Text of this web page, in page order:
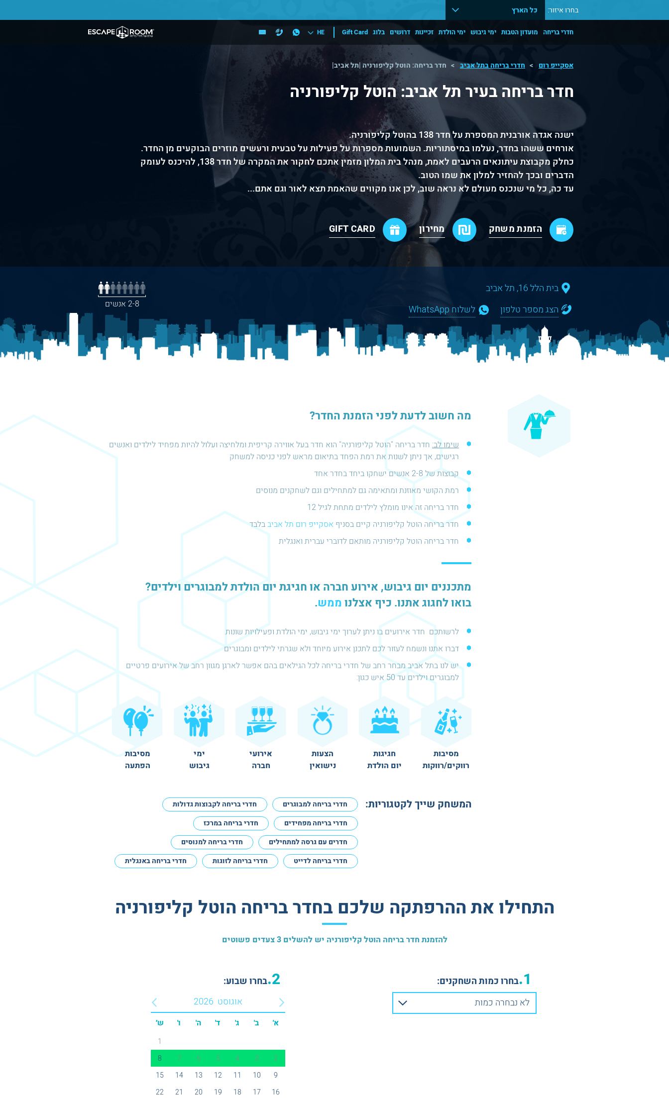
בחרו איזור: כל הארץ
חדרי בריחה מועדון הטבות ימי גיבוש ימי הולדת זכיינות דרושים בלוג Gift Card
HE
אסקייפ רום חדרי בריחה בתל אביב חדר בריחה: הוטל קליפורניה |תל אביב|
חדר בריחה בעיר תל אביב: הוטל קליפורניה
ישנה אגדה אורבנית המספרת על חדר 138 בהוטל קליפורניה.
אורחים ששהו בחדר, נעלמו במיסתוריות. השמועות מספרות על פעילות על טבעית ורעשים מוזרים הבוקעים מן החדר.
כחלק מקבוצת עיתונאים הרעבים לאמת, מנהל בית המלון מזמין אתכם לחקור את המקרה של חדר 138, להיכנס לעומק
הדברים ובכך להחזיר למלון את שמו הטוב.
עד כה, כל מי שנכנס מעולם לא נראה שוב, לכן אנו מקווים שהאמת תצא לאור וגם אתם...
הזמנת משחק מחירון GIFT CARD
בית הלל 16, תל אביב
הצג מספר טלפון
לשלוח WhatsApp 2-8 אנשים
מה חשוב לדעת לפני הזמנת החדר?
שימו לב: חדר בריחה "הוטל קליפורניה" הוא חדר בעל אווירה קריפית ומלחיצה ועלול להיות מפחיד לילדים ואנשים
רגישים, אך ניתן לשנות את רמת הפחד בתיאום מראש לפני כניסה למשחק
קבוצות של 2-8 אנשים ישחקו ביחד בחדר אחד
רמת הקושי מאוזנת ומתאימה גם למתחילים וגם לשחקנים מנוסים
חדר בריחה זה אינו מומלץ לילדים מתחת לגיל 12
חדר בריחה הוטל קליפורניה קיים בסניף אסקייפ רום תל אביבבלבד
חדר בריחה הוטל קליפורניה מותאם לדוברי עברית ואנגלית
מתכננים יום גיבוש, אירוע חברה או חגיגת יום הולדת למבוגרים וילדים?
בואו לחגוג אתנו. כיף אצלנוממש.
לרשותכם חדר אירועים בו ניתן לערוך ימי גיבוש, ימי הולדת ופעילויות שונות
דברו אתנו ונשמח לעזור לכם לתכנן אירוע מיוחד ולא שגרתי לילדים ומבוגרים
יש לנו בתל אביב מבחר רחב של חדרי בריחה לכל הגילאים בהם אפשר לארגן מגוון רחב של אירועים פרטיים
למבוגרים וילדים עד 50 איש כגון:
מסיבות
רווקים/רווקות
חגיגות
יום הולדת
הצעות
נישואין
אירועי
חברה
ימי
גיבוש
מסיבות
הפתעה
המשחק שייך לקטגוריות: חדרי בריחה למבוגרים
חדרי בריחה לקבוצות גדולות
חדרי בריחה מפחידים
חדרי בריחה במרכז
חדרים עם גרסה למתחילים
חדרי בריחה למנוסים
חדרי בריחה לדייט
חדרי בריחה לזוגות חדרי בריחה באנגלית
התחילו את ההרפתקה שלכם בחדר בריחה הוטל קליפורניה
להזמנת חדר בריחה הוטל קליפורניה יש להשלים 3 צעדים פשוטים
1. בחרו כמות השחקנים:
לא נבחרה כמות
2. בחרו שבוע:
אוגוסט 2026
א' ב' ג' ד' ה' ו' ש׳
1
2
3
4
5
6
7
8
9
10
11
12
13
14
15
16
17
18
19
20
21
22